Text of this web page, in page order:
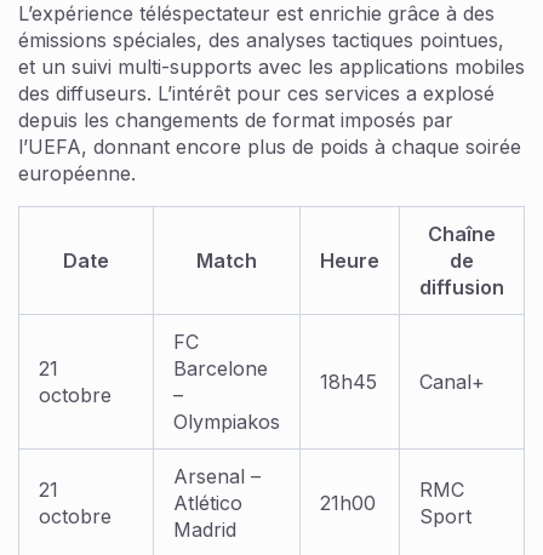
L’expérience téléspectateur est enrichie grâce à des
émissions spéciales, des analyses tactiques pointues,
et un suivi multi-supports avec les applications mobiles
des diffuseurs. L’intérêt pour ces services a explosé
depuis les changements de format imposés par
l’UEFA, donnant encore plus de poids à chaque soirée
européenne.
Date Match Heure
Chaîne
de
diffusion
21
octobre
FC
Barcelone
–
Olympiakos
18h45 Canal+
21
octobre
Arsenal –
Atlético
Madrid
21h00
RMC
Sport